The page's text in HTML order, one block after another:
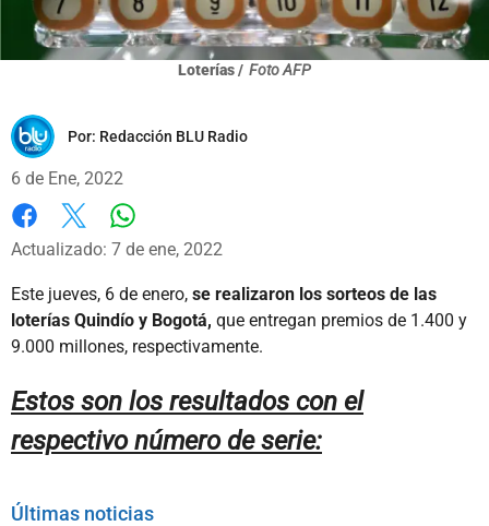
Loterías / Foto AFP
Por: Redacción BLU Radio
6 de Ene, 2022
Facebook
X
Actualizado: 7 de ene, 2022
Este jueves, 6 de enero, se realizaron los sorteos de las
loterías Quindío y Bogotá, que entregan premios de 1.400 y
9.000 millones, respectivamente.
Estos son los resultados con el
respectivo número de serie:
Últimas noticias